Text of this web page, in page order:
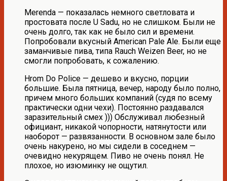
Merenda — показалась немного светловата и
простовата после U Sadu, но не слишком. Были не
очень долго, так как не было сил и времени.
Попробовали вкусный American Pale Ale. Были еще
заманчивые пива, типа Rauch Weizen Beer, но не
смогли попробовать, к сожалению.
Hrom Do Police — дешево и вкусно, порции
большие. Была пятница, вечер, народу было полно,
причем много больших компаний (судя по всему
практически одни чехи). Постоянно раздавался
заразительный смех ))) Обслуживал любезный
официант, никакой чопорности, натянутости или
наоборот — развязанности. В основном зале было
очень накурено, но мы сидели в соседнем —
очевидно некурящем. Пиво не очень понял. Не
плохое, но изюминку не ощутил.